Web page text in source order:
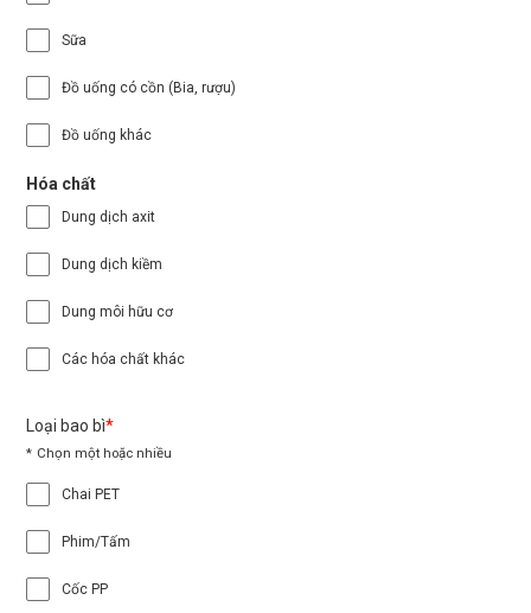
Sữa
Đồ uống có cồn (Bia, rượu)
Đồ uống khác
Hóa chất
Dung dịch axit
Dung dịch kiềm
Dung môi hữu cơ
Các hóa chất khác
Loại bao bì
Chọn một hoặc nhiều
Chai PET
Phim/Tấm
Cốc PP